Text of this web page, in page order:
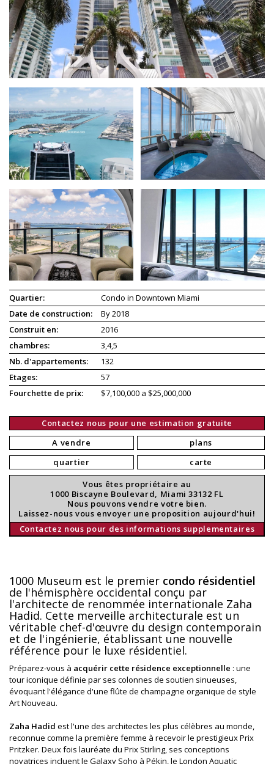
Quartier:
Condo in Downtown Miami
Date de construction:
By 2018
Construit en:
2016
chambres:
3,4,5
Nb. d'appartements:
132
Etages:
57
Fourchette de prix:
$7,100,000 a $25,000,000
Contactez nous pour une estimation gratuite
A vendre
quartier
plans
carte
Vous êtes propriétaire au
1000 Biscayne Boulevard, Miami 33132 FL
Nous pouvons vendre votre bien.
Laissez-nous vous envoyer une proposition aujourd'hui!
Contactez nous pour des informations supplementaires
1000 Museum est le premier condo résidentiel
de l'hémisphère occidental conçu par
l'architecte de renommée internationale Zaha
Hadid. Cette merveille architecturale est un
véritable chef-d'œuvre du design contemporain
et de l'ingénierie, établissant une nouvelle
référence pour le luxe résidentiel.
Préparez-vous à acquérir cette résidence exceptionnelle : une
tour iconique définie par ses colonnes de soutien sinueuses,
évoquant l'élégance d'une flûte de champagne organique de style
Art Nouveau.
Zaha Hadid est l'une des architectes les plus célèbres au monde,
reconnue comme la première femme à recevoir le prestigieux Prix
Pritzker. Deux fois lauréate du Prix Stirling, ses conceptions
novatrices incluent le Galaxy Soho à Pékin, le London Aquatic